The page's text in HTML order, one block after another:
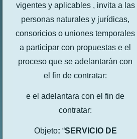
vigentes y aplicables , invita a las
personas naturales y jurídicas,
consoricios o uniones temporales
a participar con propuestas e el
proceso que se adelantarán con
el fin de contratar:
e el adelantara con el fin de
contratar:
Objeto: “SERVICIO DE